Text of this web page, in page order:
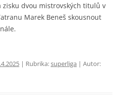
zisku dvou mistrovských titulů v
Marek Beneš skousnout
| Rubrika:superliga | Autor: